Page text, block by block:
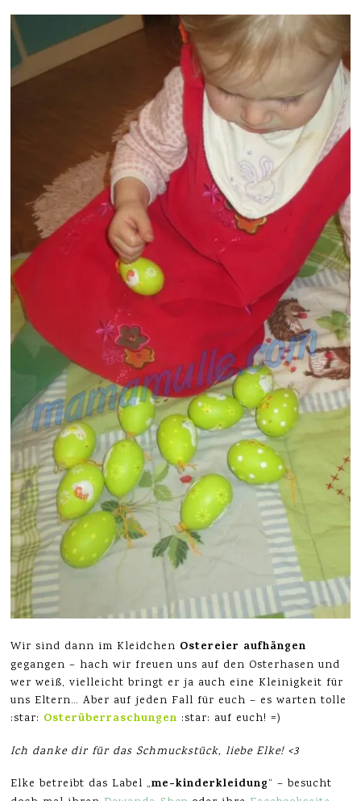
Wir sind dann im Kleidchen Ostereier aufhängen
gegangen – hach wir freuen uns auf den Osterhasen und
wer weiß, vielleicht bringt er ja auch eine Kleinigkeit für
uns Eltern… Aber auf jeden Fall für euch – es warten tolle
:star: Osterüberraschungen :star: auf euch! =)
Ich danke dir für das Schmuckstück, liebe Elke! <3
Elke betreibt das Label „me-kinderkleidung“ – besucht